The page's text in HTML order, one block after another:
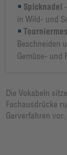
Spicknadel
in Wild- und
Beschneiden
Gemüse- und
Die Vokabeln
Fachausdrücke
Garverfahren vor.